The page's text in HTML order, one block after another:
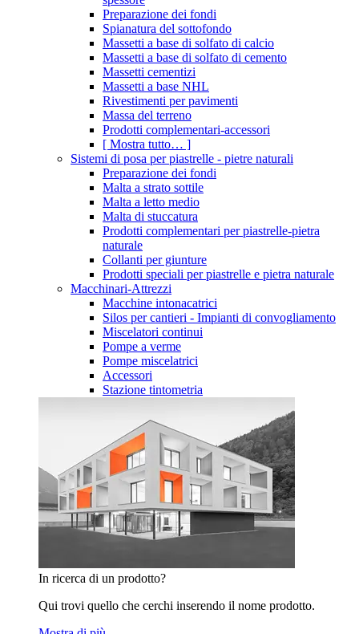
Preparazione dei fondi
Spianatura del sottofondo
Massetti a base di solfato di calcio
Massetti a base di solfato di cemento
Massetti cementizi
Massetti a base NHL
Rivestimenti per pavimenti
Massa del terreno
Prodotti complementari-accessori
[ Mostra tutto… ]
Sistemi di posa per piastrelle - pietre naturali
Preparazione dei fondi
Malta a strato sottile
Malta a letto medio
Malta di stuccatura
Prodotti complementari per piastrelle-pietra
naturale
Collanti per giunture
Prodotti speciali per piastrelle e pietra naturale
Macchinari-Attrezzi
Macchine intonacatrici
Silos per cantieri - Impianti di convogliamento
Miscelatori continui
Pompe a verme
Pompe miscelatrici
Accessori
Stazione tintometria
In ricerca di un prodotto?
Qui trovi quello che cerchi inserendo il nome prodotto.